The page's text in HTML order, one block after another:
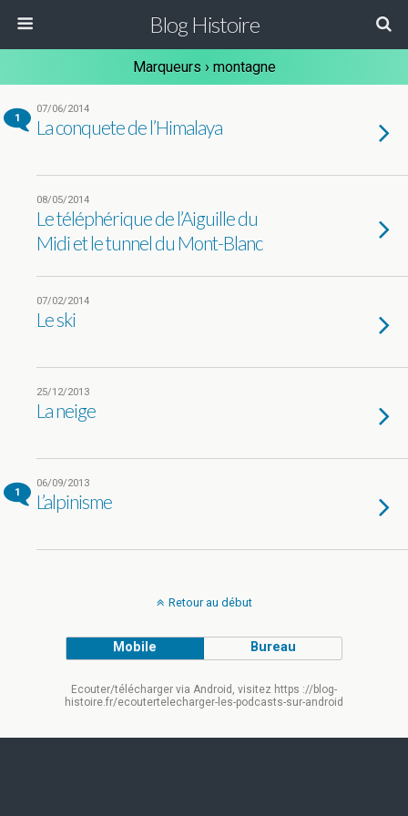
Blog Histoire
Marqueurs › montagne
1
07/06/2014
La conquete de l’Himalaya
08/05/2014
Le téléphérique de l’Aiguille du
Midi et le tunnel du Mont-Blanc
07/02/2014
Le ski
25/12/2013
La neige
1
06/09/2013
L’alpinisme
Retour au début
Mobile Bureau
Ecouter/télécharger via Android, visitez https ://blog-
histoire.fr/ecoutertelecharger-les-podcasts-sur-android